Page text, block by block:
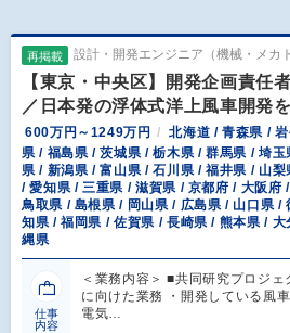
再掲載 設計・開発エンジニア（機械・メカ
【東京・中央区】開発企画責任
／日本発の浮体式洋上風車開発
600万円～1249万円
北海道 / 青森県 /
県 / 福島県 / 茨城県 / 栃木県 / 群馬県 / 埼玉
県 / 新潟県 / 富山県 / 石川県 / 福井県 / 山
/ 愛知県 / 三重県 / 滋賀県 / 京都府 / 大阪府
鳥取県 / 島根県 / 岡山県 / 広島県 / 山口県 /
知県 / 福岡県 / 佐賀県 / 長崎県 / 熊本県 /
縄県
仕事
内容
＜業務内容＞ ■共同研究プロジ
に向けた業務 ・開発している風
電気…